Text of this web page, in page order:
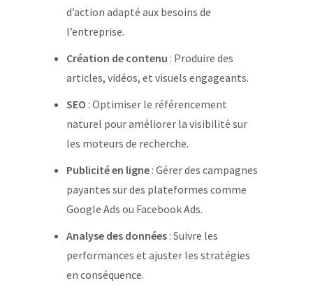
d’action adapté aux besoins de
l’entreprise.
Création de contenu : Produire des
articles, vidéos, et visuels engageants.
SEO : Optimiser le référencement
naturel pour améliorer la visibilité sur
les moteurs de recherche.
Publicité en ligne: Gérer des campagnes
payantes sur des plateformes comme
Google Ads ou Facebook Ads.
Analyse des données: Suivre les
performances et ajuster les stratégies
en conséquence.